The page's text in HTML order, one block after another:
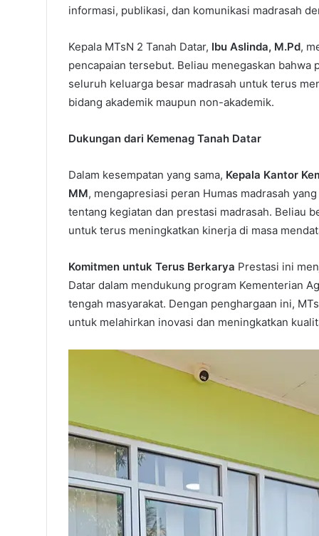
informasi, publikasi, dan komunikasi madrasah
Kepala MTsN 2 Tanah Datar, Ibu Aslinda, M.Pd,
pencapaian tersebut. Beliau menegaskan bahwa
seluruh keluarga besar madrasah untuk terus
bidang akademik maupun non-akademik.
Dukungan dari Kemenag Tanah Datar
Dalam kesempatan yang sama, Kepala Kantor
MM, mengapresiasi peran Humas madrasah
tentang kegiatan dan prestasi madrasah. Beliau
untuk terus meningkatkan kinerja di masa
Komitmen untuk Terus Berkarya Prestasi ini
Datar dalam mendukung program Kementerian
tengah masyarakat. Dengan penghargaan ini,
untuk melahirkan inovasi dan meningkatkan